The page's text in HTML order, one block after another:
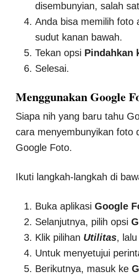
disembunyian, salah
Anda bisa memilih foto
sudut kanan bawah.
Tekan opsi Pindahkan
Selesai.
Menggunakan Google
Siapa nih yang baru tahu
cara menyembunyikan foto
Google Foto.
Ikuti langkah-langkah di
Buka aplikasi Google
Selanjutnya, pilih opsi
Klik pilihan Utilitas,
Untuk menyetujui
Berikutnya, masuk ke